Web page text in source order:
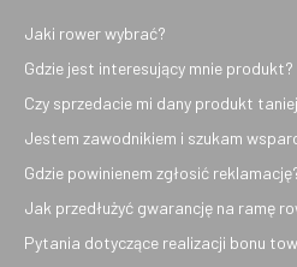
Jaki rower wybrać?
Gdzie jest interesujący mnie produkt?
Czy sprzedacie mi dany produkt
Jestem zawodnikiem i szukam
Gdzie powinienem zgłosić
Jak przedłużyć gwarancję na ramę
Pytania dotyczące realizacji bonu